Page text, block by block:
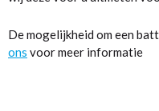
De mogelijkheid om een
ons voor meer informatie